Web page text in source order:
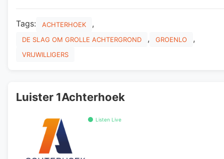
Tags: ACHTERHOEK ,
DE SLAG OM GROLLE ACHTERGROND , GROENLO ,
VRIJWILLIGERS
Luister 1Achterhoek
Listen Live